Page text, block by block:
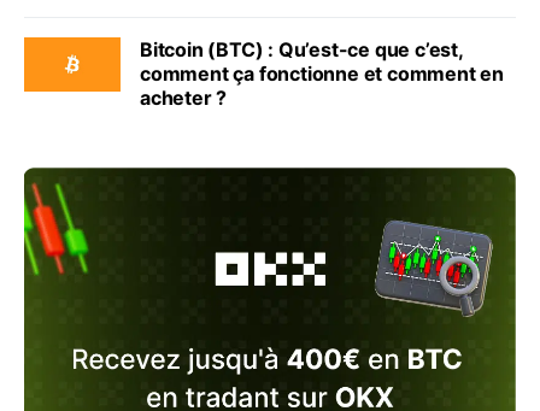
Bitcoin (BTC) : Qu’est-ce que c’est,
comment ça fonctionne et comment en
acheter ?